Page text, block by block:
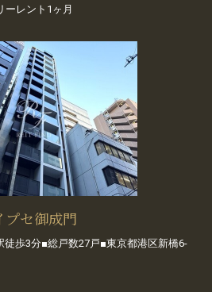
ーレント1ヶ月
プセ御成門
徒歩3分■総戸数27戸■東京都港区新橋6-